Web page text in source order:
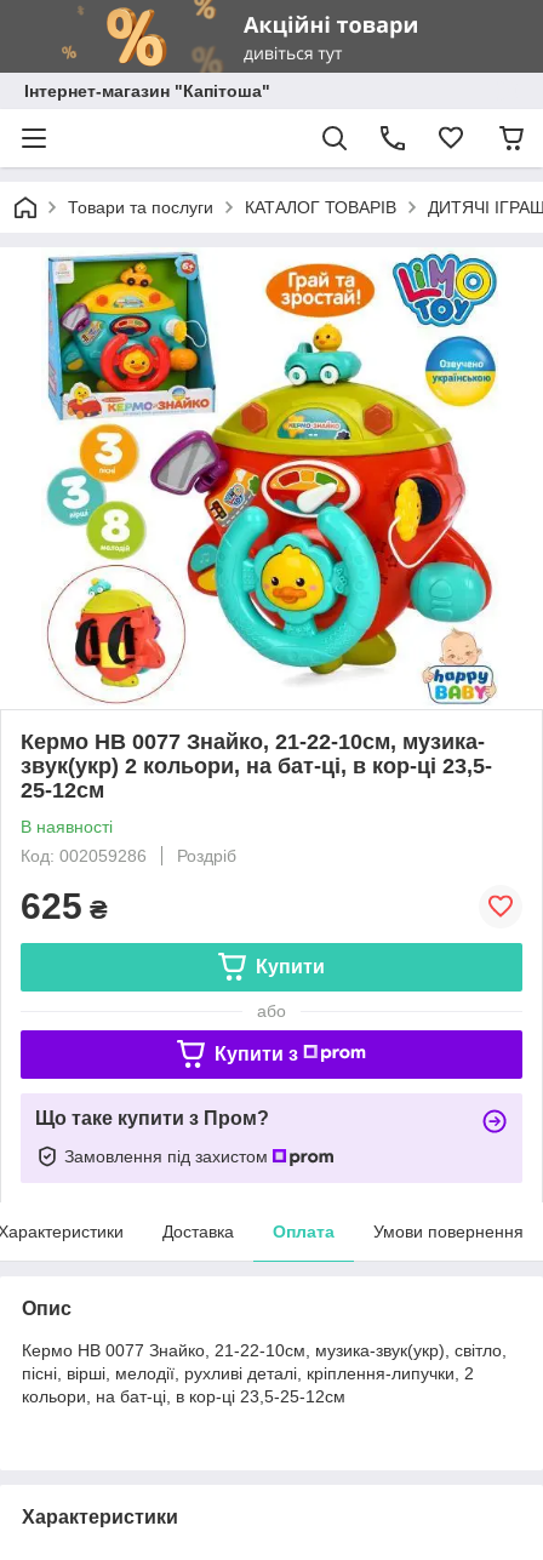
Інтернет-магазин "Капітоша"
Товари та послуги КАТАЛОГ ТОВАРІВ ДИТЯЧІ
Кермо HB 0077 Знайко, 21-22-10см, музика-
звук(укр) 2 кольори, на бат-ці, в кор-ці 23,5-
25-12см
В наявності
Код: 002059286
Роздріб
625 ₴
Купити
або
Купити з
Що таке купити з Пром?
Замовлення під захистом
Доставка Оплата Умови повернення
Опис
Кермо HB 0077 Знайко, 21-22-10см, музика-звук(укр), світло,
пісні, вірші, мелодії, рухливі деталі, кріплення-липучки, 2
кольори, на бат-ці, в кор-ці 23,5-25-12см
Характеристики